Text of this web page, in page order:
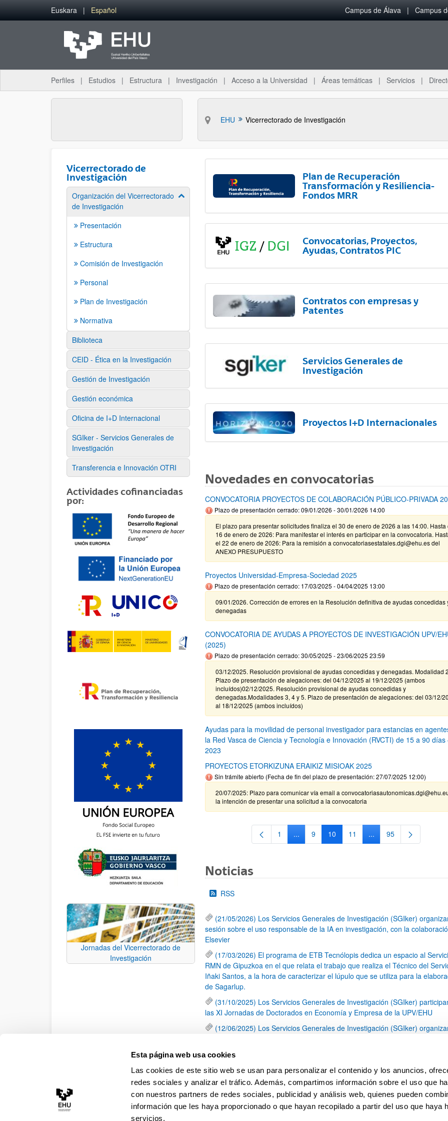
Esta página web usa cookies
Las cookies de este sitio web se usan para personalizar el contenido y los anuncios,
redes sociales y analizar el tráfico. Además, compartimos información sobre el uso que
con nuestros partners de redes sociales, publicidad y análisis web, quienes pueden
información que les haya proporcionado o que hayan recopilado a partir del uso que haya
servicios.
Saltar al contenido principal
Euskara Español Campus de Álava Campus
Perfiles Estudios Estructura Investigación Acceso a la Universidad Áreas temáticas Servicios
EHU Vicerrectorado de Investigación
Vicerrectorado de
Investigación
Organización del Vicerrectorado
de Investigación
Mostrar/ocultar subpáginas
Presentación
Estructura
Comisión de Investigación
Personal
Plan de Investigación
Normativa
Biblioteca
CEID - Ética en la Investigación
Gestión de Investigación
Gestión económica
Oficina de I+D Internacional
SGIker - Servicios Generales de
Investigación
Transferencia e Innovación OTRI
Actividades cofinanciadas
por:
Jornadas del Vicerrectorado de
Investigación
Plan de Recuperación
Transformación y Resiliencia-
Fondos MRR
Convocatorias, Proyectos,
Ayudas, Contratos PIC
Contratos con empresas y
Patentes
Servicios Generales de
Investigación
Proyectos I+D Internacionales
Novedades en convocatorias
CONVOCATORIA PROYECTOS DE COLABORACIÓN PÚBLICO-PRIVADA
Plazo de presentación cerrado: 09/01/2026 - 30/01/2026 14:00
El plazo para presentar solicitudes finaliza el 30 de enero de 2026 a las 14:00. Hasta
16 de enero de 2026: Para manifestar el interés en participar en la convocatoria.
el 22 de enero de 2026: Para la remisión a convocatoriasestatales.dgi@ehu.es del
ANEXO PRESUPUESTO
Proyectos Universidad-Empresa-Sociedad 2025
Plazo de presentación cerrado: 17/03/2025 - 04/04/2025 13:00
09/01/2026. Corrección de errores en la Resolución definitiva de ayudas concedidas
denegadas
CONVOCATORIA DE AYUDAS A PROYECTOS DE INVESTIGACIÓN UPV/
(2025)
Plazo de presentación cerrado: 30/05/2025 - 23/06/2025 23:59
03/12/2025. Resolución provisional de ayudas concedidas y denegadas. Modalidad
Plazo de presentación de alegaciones: del 04/12/2025 al 19/12/2025 (ambos
incluídos)02/12/2025. Resolución provisional de ayudas concedidas y
denegadas.Modalidades 3, 4 y 5. Plazo de presentación de alegaciones: del 03/12/
al 18/12/2025 (ambos incluídos)
Ayudas para la movilidad de personal investigador para estancias en
la Red Vasca de Ciencia y Tecnología e Innovación (RVCTI) de 15 a 90 días
2023
PROYECTOS ETORKIZUNA ERAIKIZ MISIOAK 2025
Sin trámite abierto (Fecha de fin del plazo de presentación: 27/07/2025 12:00)
20/07/2025: Plazo para comunicar vía email a
la intención de presentar una solicitud a la convocatoria
Página
1 ...Páginas intermedias Use TAB para desplazarse.
Página
9 Página
10 Página
11 ...Páginas intermedias
Página
95
Noticias
RSS
(21/05/2026) Los Servicios Generales de Investigación (SGIker)
sesión sobre el uso responsable de la IA en investigación, con la
Elsevier
(17/03/2026) El programa de ETB Tecnólopis dedica un espacio al
RMN de Gipuzkoa en el que relata el trabajo que realiza el Técnico del
Iñaki Santos, a la hora de caracterizar el lúpulo que se utiliza para la
de Sagarlup.
(31/10/2025) Los Servicios Generales de Investigación (SGIker)
las XI Jornadas de Doctorados en Economía y Empresa de la UPV/EHU
(12/06/2025) Los Servicios Generales de Investigación (SGIker)
una caracterización química de dos variedades de lúpulo silvestre
Página
1 Página
2 Página
3 ...
Páginas intermedias Use TAB
Página
79